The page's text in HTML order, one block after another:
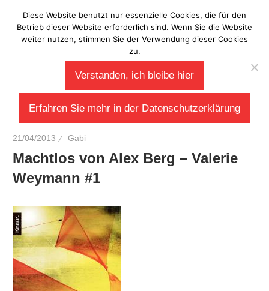
Inhalt
springen
Laberladen
21/04/2013 Gabi
Machtlos von Alex Berg – Valerie
Weymann #1
Diese Website benutzt nur essenzielle Cookies, die für den
Betrieb dieser Website erforderlich sind. Wenn Sie die Website
weiter nutzen, stimmen Sie der Verwendung dieser Cookies
zu.
Verstanden, ich bleibe hier
Erfahren Sie mehr in der Datenschutzerklärung